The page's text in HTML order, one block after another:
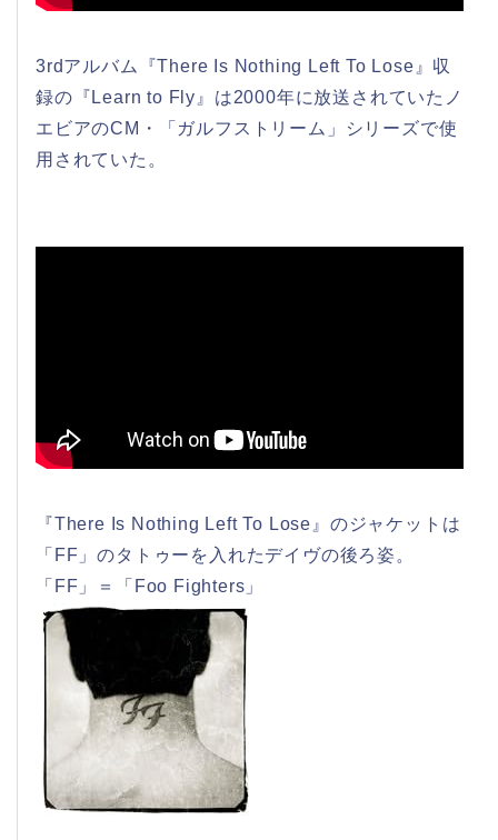
3rdアルバム『There Is Nothing Left To Lose』収
録の『Learn to Fly』は2000年に放送されていたノ
エビアのCM・「ガルフストリーム」シリーズで使
用されていた。
『There Is Nothing Left To Lose』のジャケットは
「FF」のタトゥーを入れたデイヴの後ろ姿。
「FF」＝「Foo Fighters」